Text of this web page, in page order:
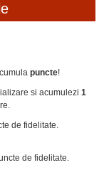
puncte!
si acumulezi 1
de fidelitate.
de fidelitate.